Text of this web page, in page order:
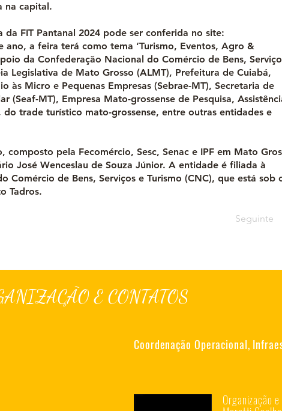
na capital.
FIT Pantanal 2024 pode ser conferida no site:
ano, a feira terá como tema ‘Turismo, Eventos, Agro &
da Confederação Nacional do Comércio de Bens,
Legislativa de Mato Grosso (ALMT), Prefeitura de Cuiabá,
às Micro e Pequenas Empresas (Sebrae-MT), Secretaria de
(Seaf-MT), Empresa Mato-grossense de Pesquisa,
do trade turístico mato-grossense, entre outras entidades e
composto pela Fecomércio, Sesc, Senac e IPF em Mato
José Wenceslau de Souza Júnior. A entidade é filiada à
Comércio de Bens, Serviços e Turismo (CNC), que está sob
Tadros.
Seguinte
E CONTATOS
Coordenação Operacional,
Organização